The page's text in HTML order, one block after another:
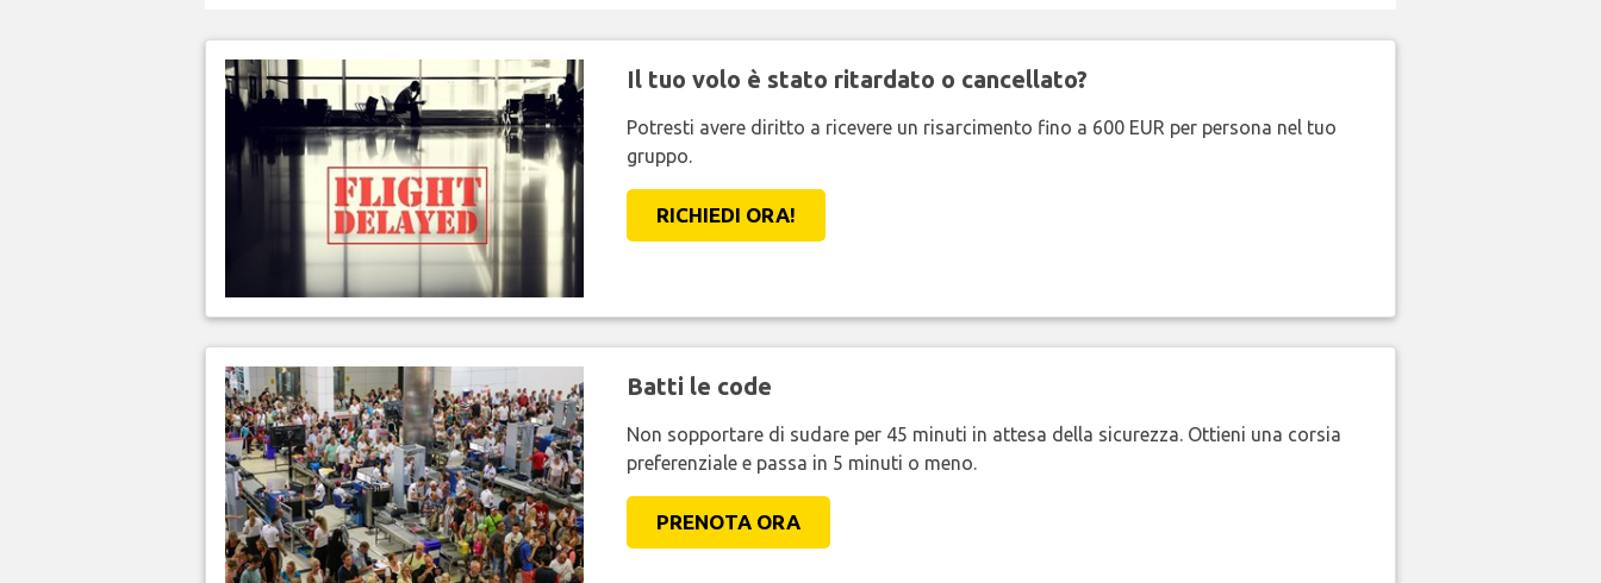
Il tuo volo è stato ritardato o cancellato?
Potresti avere diritto a ricevere un risarcimento fino a 600 EUR per persona nel tuo
gruppo.
RICHIEDI ORA!
Batti le code
Non sopportare di sudare per 45 minuti in attesa della sicurezza. Ottieni una corsia
preferenziale e passa in 5 minuti o meno.
PRENOTA ORA